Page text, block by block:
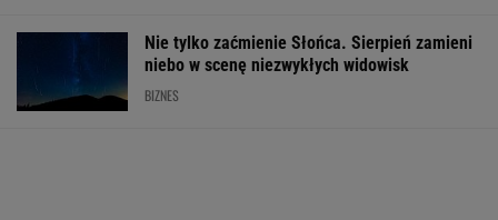
Nie tylko zaćmienie Słońca. Sierpień zamieni
niebo w scenę niezwykłych widowisk
BIZNES